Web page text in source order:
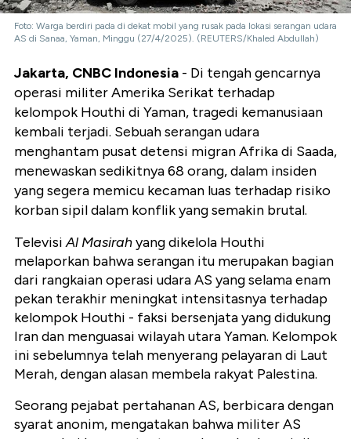
Foto: Warga berdiri pada di dekat mobil yang rusak pada lokasi serangan udara
AS di Sanaa, Yaman, Minggu (27/4/2025). (REUTERS/Khaled Abdullah)
Jakarta, CNBC Indonesia - Di tengah gencarnya
operasi militer Amerika Serikat terhadap
kelompok Houthi di Yaman, tragedi kemanusiaan
kembali terjadi. Sebuah serangan udara
menghantam pusat detensi migran Afrika di Saada,
menewaskan sedikitnya 68 orang, dalam insiden
yang segera memicu kecaman luas terhadap risiko
korban sipil dalam konflik yang semakin brutal.
TelevisiAl Masirahyang dikelola Houthi
melaporkan bahwa serangan itu merupakan bagian
dari rangkaian operasi udara AS yang selama enam
pekan terakhir meningkat intensitasnya terhadap
kelompok Houthi - faksi bersenjata yang didukung
Iran dan menguasai wilayah utara Yaman. Kelompok
ini sebelumnya telah menyerang pelayaran di Laut
Merah, dengan alasan membela rakyat Palestina.
Seorang pejabat pertahanan AS, berbicara dengan
syarat anonim, mengatakan bahwa militer AS